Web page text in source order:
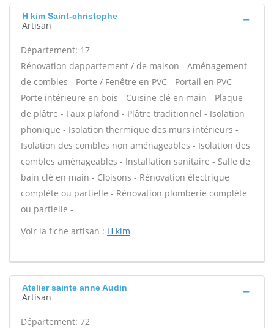
H kim Saint-christophe
Artisan
Département: 17
Rénovation dappartement / de maison - Aménagement
de combles - Porte / Fenêtre en PVC - Portail en PVC -
Porte intérieure en bois - Cuisine clé en main - Plaque
de plâtre - Faux plafond - Plâtre traditionnel - Isolation
phonique - Isolation thermique des murs intérieurs -
Isolation des combles non aménageables - Isolation des
combles aménageables - Installation sanitaire - Salle de
bain clé en main - Cloisons - Rénovation électrique
complète ou partielle - Rénovation plomberie complète
ou partielle -
Voir la fiche artisan : H kim
Atelier sainte anne Audin
Artisan
Département: 72